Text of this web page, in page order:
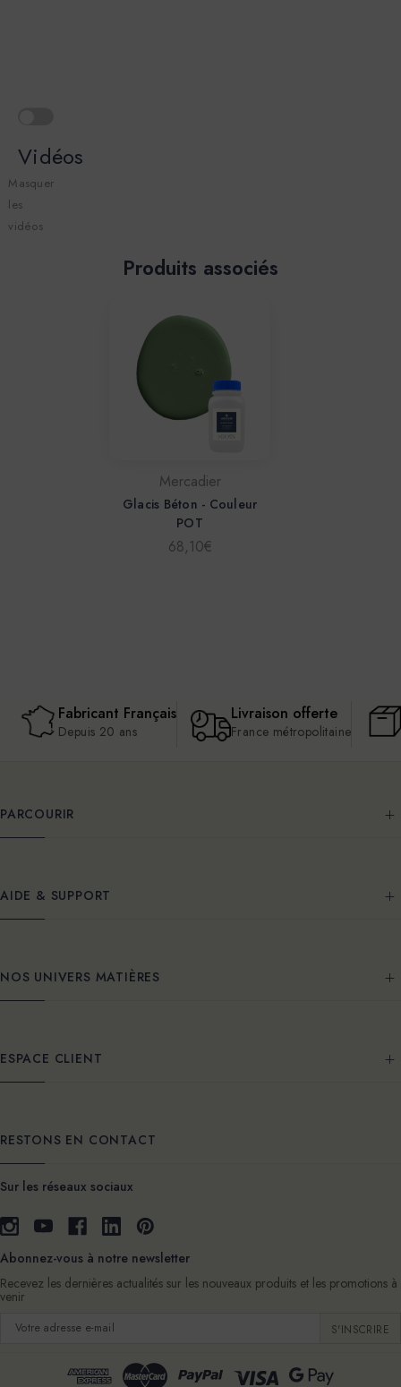
Vidéos
Masquer
les
vidéos
Produits associés
Mercadier
Glacis Béton - Couleur
POT
68,10€
Fabricant Français
Depuis 20 ans
Livraison offerte
France métropolitaine
PARCOURIR
AIDE & SUPPORT
NOS UNIVERS MATIÈRES
ESPACE CLIENT
RESTONS EN CONTACT
Sur les réseaux sociaux
Abonnez-vous à notre newsletter
Recevez les dernières actualités sur les nouveaux produits et les promotions à
venir
Adresse